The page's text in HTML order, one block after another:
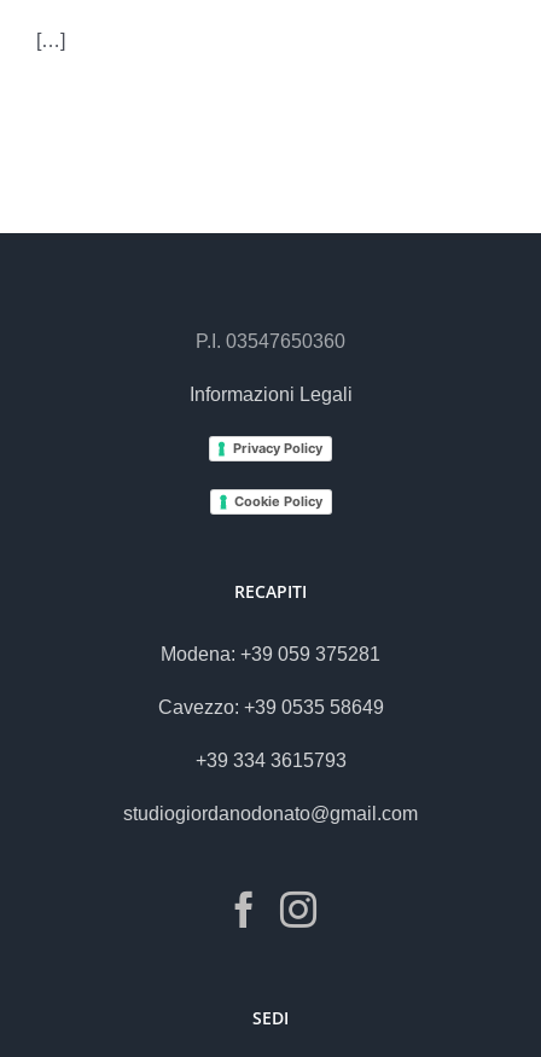
[…]
P.I. 03547650360
Informazioni Legali
Privacy Policy
Cookie Policy
RECAPITI
Modena: +39 059 375281
Cavezzo: +39 0535 58649
+39 334 3615793
studiogiordanodonato@gmail.com
SEDI